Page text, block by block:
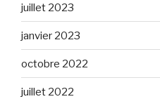
juillet 2023
janvier 2023
octobre 2022
juillet 2022